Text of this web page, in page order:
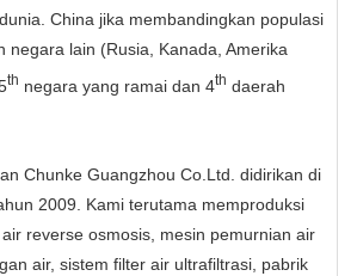
China jika membandingkan populasi
negara lain (Rusia, Kanada, Amerika
th negara yang ramai dan 4th daerah
Chunke Guangzhou Co.Ltd. didirikan di
2009. Kami terutama memproduksi
reverse osmosis, mesin pemurnian air
air, sistem filter air ultrafiltrasi, pabrik